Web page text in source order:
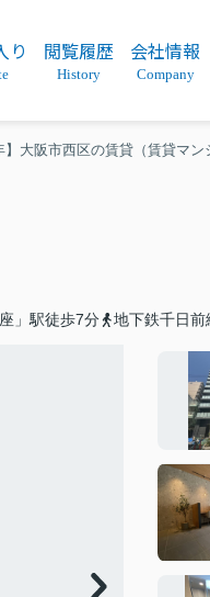
り 閲覧履歴
History
会社情報
Company
】大阪市西区の賃貸（賃貸マ
」駅徒歩7分 地下鉄千日